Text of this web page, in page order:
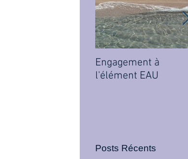
Engagement à
l'élément EAU
Posts Récents